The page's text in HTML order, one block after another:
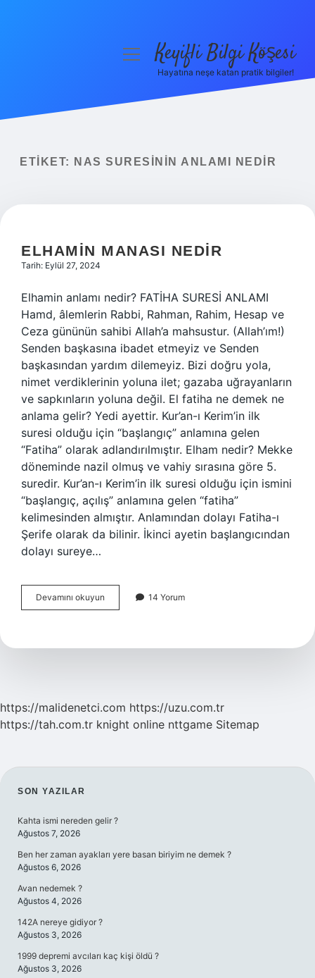
Yasal Uyarı
menüyüKeyifli Bilgi Köşesi
Hayatına neşe katan pratik bilgiler!
ETIKET: NAS SURESININ ANLAMI NEDIR
ELHAMIN MANASI NEDIR
Tarih: Eylül 27, 2024
Elhamin anlamı nedir? FATİHA SURESİ ANLAMI
Hamd, âlemlerin Rabbi, Rahman, Rahim, Hesap ve
Ceza gününün sahibi Allah’a mahsustur. (Allah’ım!)
Senden başkasına ibadet etmeyiz ve Senden
başkasından yardım dilemeyiz. Bizi doğru yola,
nimet verdiklerinin yoluna ilet; gazaba uğrayanların
ve sapkınların yoluna değil. El fatiha ne demek ne
anlama gelir? Yedi ayettir. Kur’an-ı Kerim’in ilk
suresi olduğu için “başlangıç” anlamına gelen
“Fatiha” olarak adlandırılmıştır. Elham nedir? Mekke
döneminde nazil olmuş ve vahiy sırasına göre 5.
suredir. Kur’an-ı Kerim’in ilk suresi olduğu için ismini
“başlangıç, açılış” anlamına gelen “fatiha”
kelimesinden almıştır. Anlamından dolayı Fatiha-ı
Şerife olarak da bilinir. İkinci ayetin başlangıcından
dolayı sureye…
Devamını okuyun
Manası
14 Yorum
https://malidenetci.com https://uzu.com.tr
https://tah.com.tr knight online nttgame Sitemap
SIDEBAR
SON YAZILAR
Kahta ismi nereden gelir ?
Ağustos 7, 2026
Ben her zaman ayakları yere basan biriyim ne demek ?
Ağustos 6, 2026
Avan nedemek ?
Ağustos 4, 2026
142A nereye gidiyor ?
Ağustos 3, 2026
1999 depremi avcıları kaç kişi öldü ?
Ağustos 3, 2026